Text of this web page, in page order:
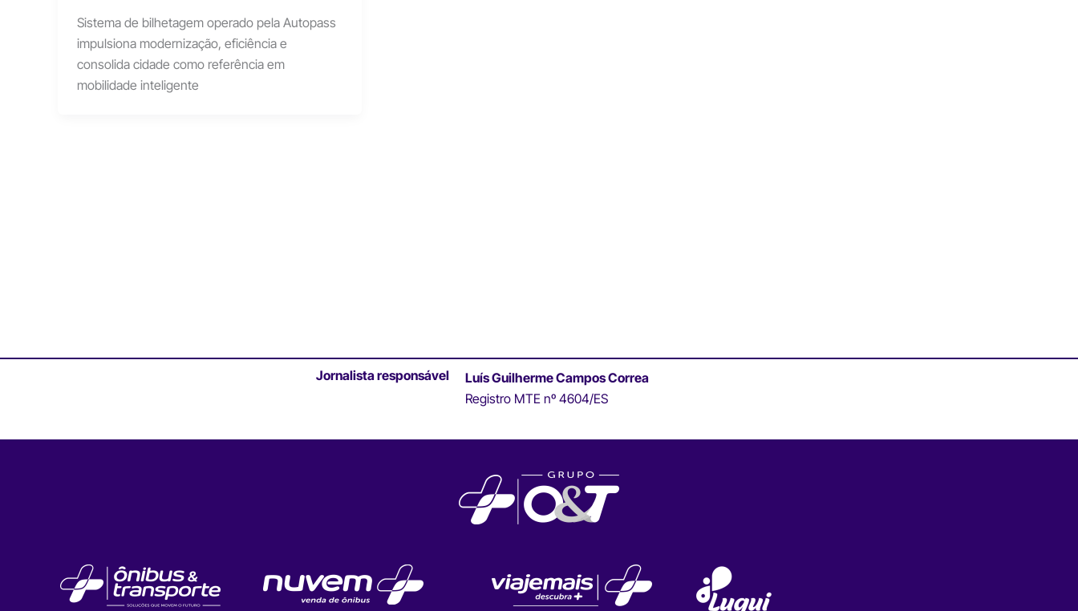
Sistema de bilhetagem operado pela Autopass
impulsiona modernização, eficiência e
consolida cidade como referência em
mobilidade inteligente
Jornalista responsável
Luís Guilherme Campos Correa
Registro MTE nº 4604/ES